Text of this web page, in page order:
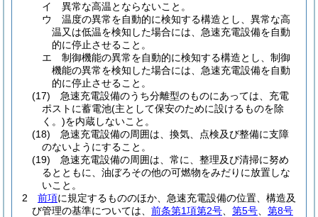
イ
異常な高温とならないこと。
ウ
温度の異常を自動的に検知する構造とし、異常な高
温又は低温を検知した場合には、急速充電設備を自動
的に停止させること。
エ
制御機能の異常を自動的に検知する構造とし、制御
機能の異常を検知した場合には、急速充電設備を自動
的に停止させること。
(17)
急速充電設備のうち分離型のものにあっては、充電
ポストに蓄電池(主として保安のために設けるものを除
く。)を内蔵しないこと。
(18)
急速充電設備の周囲は、換気、点検及び整備に支障
のないようにすること。
(19)
急速充電設備の周囲は、常に、整理及び清掃に努め
るとともに、油ぼろその他の可燃物をみだりに放置しな
いこと。
2
前項に規定するもののほか、急速充電設備の位置、構造及
び管理の基準については、 前条第1項第2号 第5号
第8号